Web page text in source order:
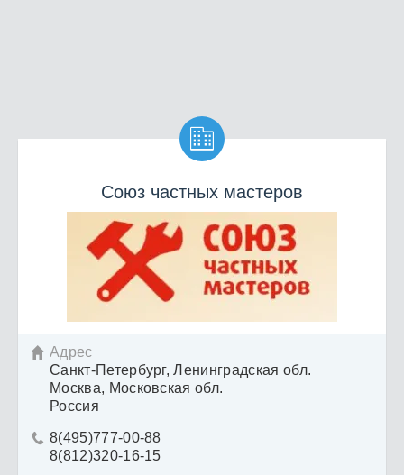

Союз частных мастеров
 Адрес
Санкт-Петербург, Ленинградская обл.
Москва, Московская обл.
Россия
 8(495)777-00-88
8(812)320-16-15